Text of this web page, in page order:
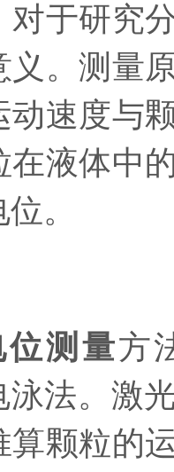
对于研究
义。测量
动速度与
在液体中
。
位测量方
泳法。激
算颗粒的